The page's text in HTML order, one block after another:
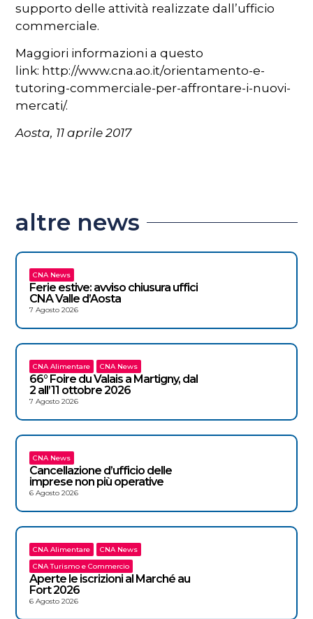
supporto delle attività realizzate dall’ufficio
commerciale.
Maggiori informazioni a questo
link: http://www.cna.ao.it/orientamento-e-
tutoring-commerciale-per-affrontare-i-nuovi-
mercati/.
Aosta, 11 aprile 2017
altre news
CNA News
Ferie estive: avviso chiusura uffici
CNA Valle d’Aosta
7 Agosto 2026
CNA Alimentare CNA News
66° Foire du Valais a Martigny, dal
2 all’11 ottobre 2026
7 Agosto 2026
CNA News
Cancellazione d’ufficio delle
imprese non più operative
6 Agosto 2026
CNA Alimentare
CNA News
CNA Turismo e Commercio
Aperte le iscrizioni al Marché au
Fort 2026
6 Agosto 2026